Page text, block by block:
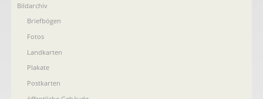
Bildarchiv
Briefbögen
Fotos
Landkarten
Plakate
Postkarten